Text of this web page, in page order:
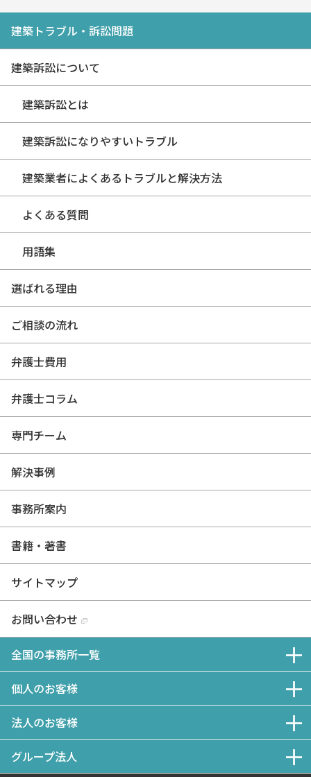
建築トラブル・訴訟問題
建築訴訟について
建築訴訟とは
建築訴訟になりやすいトラブル
建築業者によくあるトラブルと解決方法
よくある質問
用語集
選ばれる理由
ご相談の流れ
弁護士費用
弁護士コラム
専門チーム
解決事例
事務所案内
書籍・著書
サイトマップ
お問い合わせ
全国の事務所一覧
個人のお客様
法人のお客様
グループ法人